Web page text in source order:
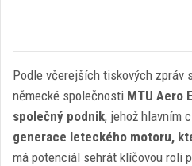
Podle včerejších tiskových zpráv
německé společnosti MTU Aero
společný podnik, jehož hlavním
generace leteckého motoru,
má potenciál sehrát klíčovou roli